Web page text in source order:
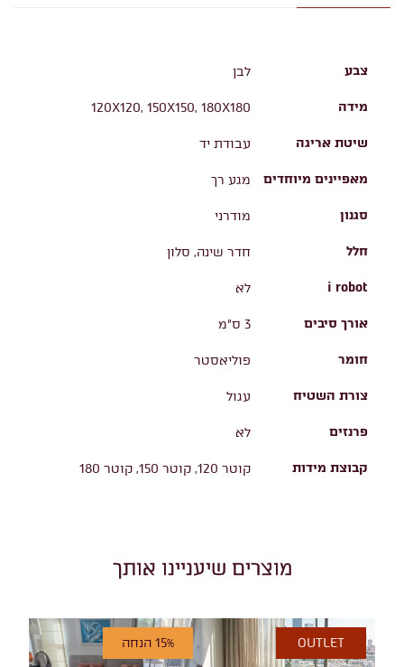
צבע לבן
מידה 120X120, 150X150, 180X180
שיטת אריגה עבודת יד
מאפיינים מיוחדים מגע רך
סגנון מודרני
חלל חדר שינה, סלון
i robot לא
אורך סיבים 3 ס"מ
חומר פוליאסטר
צורת השטיח עגול
פרנזים לא
קבוצת מידות קוטר 120, קוטר 150, קוטר 180
מוצרים שיעניינו אותך
OUTLET 15% הנחה